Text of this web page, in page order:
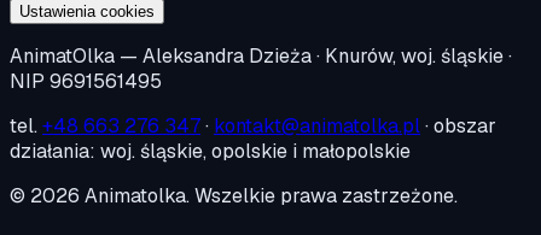
Ustawienia cookies
AnimatOlka — Aleksandra Dzieża · Knurów, woj. śląskie ·
NIP 9691561495
tel.+48 663 276 347· kontakt@animatolka.pl· obszar
działania: woj. śląskie, opolskie i małopolskie
© 2026 Animatolka. Wszelkie prawa zastrzeżone.